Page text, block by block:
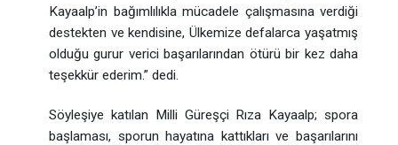
Kayaalp’in bağımlılıkla mücadele çalışmasına verdiği
destekten ve kendisine, Ülkemize defalarca yaşatmış
olduğu gurur verici başarılarından ötürü bir kez daha
teşekkür ederim.” dedi.
Söyleşiye katılan Milli Güreşçi Rıza Kayaalp; spora
başlaması, sporun hayatına kattıkları ve başarılarını